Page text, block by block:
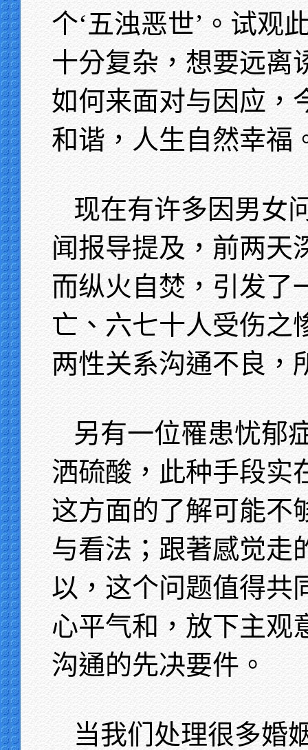
个‘五浊恶世’。试观
十分复杂，想要远离
如何来面对与因应，
和谐，人生自然幸福
现在有许多因男女
闻报导提及，前两天
而纵火自焚，引发了
亡、六七十人受伤之
两性关系沟通不良，
另有一位罹患忧郁
洒硫酸，此种手段实
这方面的了解可能不
与看法；跟著感觉走
以，这个问题值得共
心平气和，放下主观
沟通的先决要件。
当我们处理很多婚